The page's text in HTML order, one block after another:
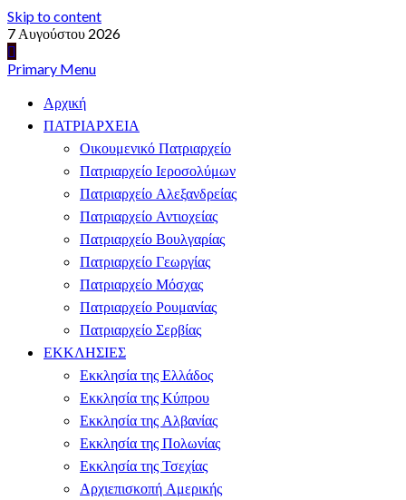
Skip to content
7 Αυγούστου 2026
Primary Menu
Αρχική
ΠΑΤΡΙΑΡΧΕΙΑ
Οικουμενικό Πατριαρχείο
Πατριαρχείο Ιεροσολύμων
Πατριαρχείο Αλεξανδρείας
Πατριαρχείο Αντιοχείας
Πατριαρχείο Βουλγαρίας
Πατριαρχείο Γεωργίας
Πατριαρχείο Μόσχας
Πατριαρχείο Ρουμανίας
Πατριαρχείο Σερβίας
ΕΚΚΛΗΣΙΕΣ
Εκκλησία της Ελλάδος
Εκκλησία της Κύπρου
Εκκλησία της Αλβανίας
Εκκλησία της Πολωνίας
Εκκλησία της Τσεχίας
Αρχιεπισκοπή Αμερικής